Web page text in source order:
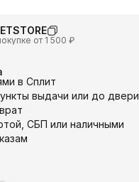
от 1 500 ₽
в Сплит
выдачи или до двери
СБП или наличными